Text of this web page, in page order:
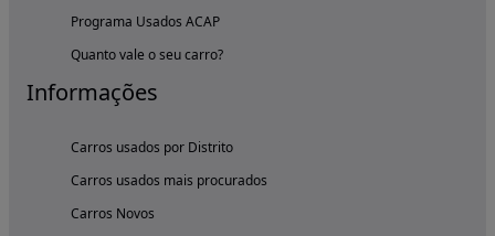
Programa Usados ACAP
Quanto vale o seu carro?
Informações
Carros usados por Distrito
Carros usados mais procurados
Carros Novos